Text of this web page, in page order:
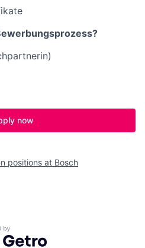
now
positions at Bosch
by Getro.com